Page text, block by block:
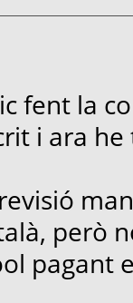
fent la
i ara
però
pagant